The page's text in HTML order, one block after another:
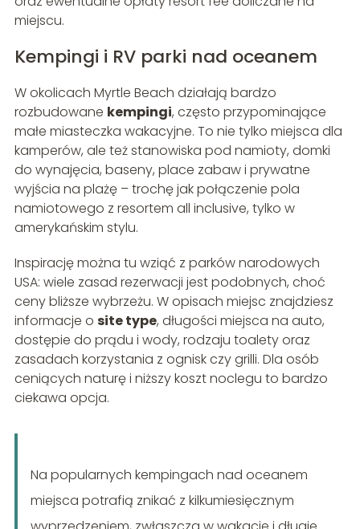
miejscu.
Kempingi i RV parki nad oceanem
W okolicach Myrtle Beach działają bardzo
rozbudowane kempingi, często przypominające
małe miasteczka wakacyjne. To nie tylko miejsca dla
kamperów, ale też stanowiska pod namioty, domki
do wynajęcia, baseny, place zabaw i prywatne
wyjścia na plażę – trochę jak połączenie pola
namiotowego z resortem all inclusive, tylko w
amerykańskim stylu.
Inspirację można tu wziąć z parków narodowych
USA: wiele zasad rezerwacji jest podobnych, choć
ceny bliższe wybrzeżu. W opisach miejsc znajdziesz
informacje o site type, długości miejsca na auto,
dostępie do prądu i wody, rodzaju toalety oraz
zasadach korzystania z ognisk czy grilli. Dla osób
ceniących naturę i niższy koszt noclegu to bardzo
ciekawa opcja.
Na popularnych kempingach nad oceanem
miejsca potrafią znikać z kilkumiesięcznym